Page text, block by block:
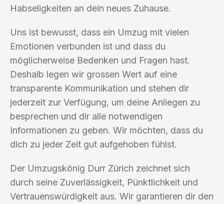
Habseligkeiten an dein neues Zuhause.
Uns ist bewusst, dass ein Umzug mit vielen
Emotionen verbunden ist und dass du
möglicherweise Bedenken und Fragen hast.
Deshalb legen wir grossen Wert auf eine
transparente Kommunikation und stehen dir
jederzeit zur Verfügung, um deine Anliegen zu
besprechen und dir alle notwendigen
Informationen zu geben. Wir möchten, dass du
dich zu jeder Zeit gut aufgehoben fühlst.
Der Umzugskönig Durr Zürich zeichnet sich
durch seine Zuverlässigkeit, Pünktlichkeit und
Vertrauenswürdigkeit aus. Wir garantieren dir den